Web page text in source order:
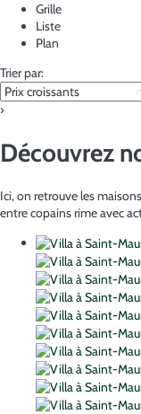
Grille
Liste
Plan
Trier par:
›
Découvrez
Ici, on retrouve les
entre copains rime avec